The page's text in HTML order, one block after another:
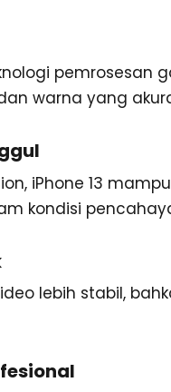
pemrosesan
warna yang
iPhone 13
kondisi
lebih stabil,